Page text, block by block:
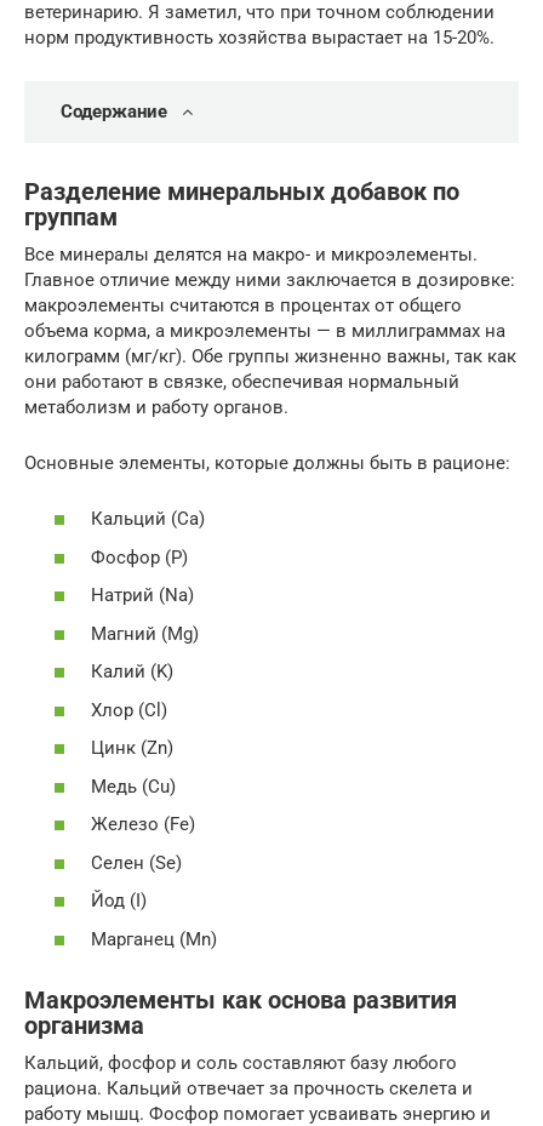
ветеринарию. Я заметил, что при точном соблюдении
норм продуктивность хозяйства вырастает на 15-20%.
Содержание
Разделение минеральных добавок по
группам
Все минералы делятся на макро- и микроэлементы.
Главное отличие между ними заключается в дозировке:
макроэлементы считаются в процентах от общего
объема корма, а микроэлементы — в миллиграммах на
килограмм (мг/кг). Обе группы жизненно важны, так как
они работают в связке, обеспечивая нормальный
метаболизм и работу органов.
Основные элементы, которые должны быть в рационе:
Кальций (Ca)
Фосфор (P)
Натрий (Na)
Магний (Mg)
Калий (K)
Хлор (Cl)
Цинк (Zn)
Медь (Cu)
Железо (Fe)
Селен (Se)
Йод (I)
Марганец (Mn)
Макроэлементы как основа развития
организма
Кальций, фосфор и соль составляют базу любого
рациона. Кальций отвечает за прочность скелета и
работу мышц. Фосфор помогает усваивать энергию и